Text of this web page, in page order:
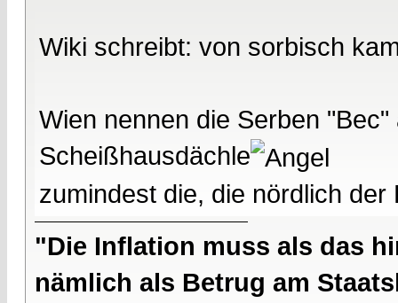
Wiki schreibt: von sorbisch
Wien nennen die Serben
Scheißhausdächle
zumindest die, die nördlich
"Die Inflation muss als das
nämlich als Betrug am